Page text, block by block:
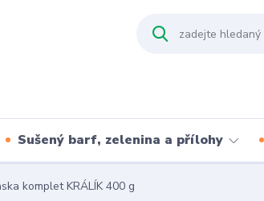
Sušený barf, zelenina a přílohy
komplet KRÁLÍK 400 g